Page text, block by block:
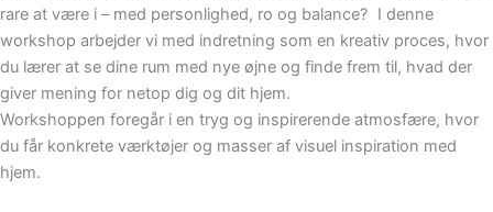
rare at være i – med personlighed, ro og balance? I denne
workshop arbejder vi med indretning som en kreativ proces, hvor
du lærer at se dine rum med nye øjne og finde frem til, hvad der
giver mening for netop dig og dit hjem.
Workshoppen foregår i en tryg og inspirerende atmosfære, hvor
du får konkrete værktøjer og masser af visuel inspiration med
hjem.